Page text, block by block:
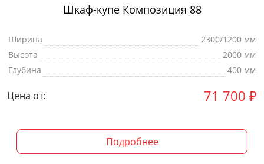
Шкаф-купе Композиция 88
Ширина
2300/1200 мм
Высота
2000 мм
Глубина
400 мм
Цена от: 71 700 ₽
Подробнее